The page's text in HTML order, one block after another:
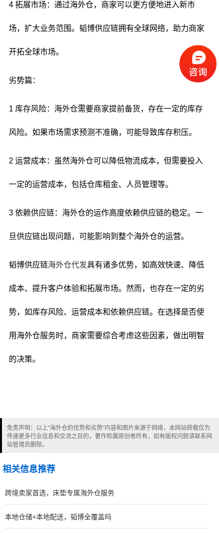
4 拓展市场：通过海外仓，商家可以更方便地进入新市
场，扩大业务范围。韬博供应链拥有全球网络，助力商家
开拓全球市场。
劣势篇：
1 库存风险：海外仓需要商家提前备货，存在一定的库存
风险。如果市场需求预测不准确，可能导致库存积压。
2 运营成本：虽然海外仓可以降低物流成本，但需要投入
一定的运营成本，包括仓库租金、人员管理等。
3 依赖供应链：海外仓的运作高度依赖供应链的稳定。一
旦供应链出现问题，可能影响到整个海外仓的运营。
韬博供应链海外仓代发具有诸多优势，如高效快速、降低
成本、提升客户体验和拓展市场。然而，也存在一定的劣
势，如库存风险、运营成本和依赖供应链。在选择是否使
用海外仓服务时，商家需要综合考虑这些因素，做出明智
的决策。
免责声明：以上"海外仓的优势和劣势"内容和图片来源于网络，本网站转载仅为
传递更多行业信息和交流之目的，著作权属原创者所有，如有版权问题请联系网
站管理员删除。
相关信息推荐
跨境卖家首选，床垫专属海外仓服务
本地仓储+本地配送，韬博全覆盖吗